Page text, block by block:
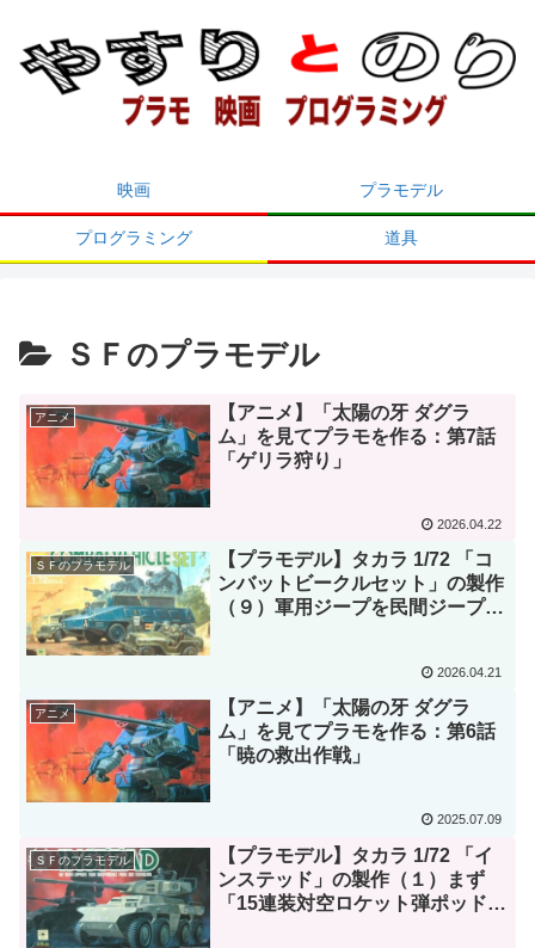
映画 プラモデル
プログラミング 道具
ＳＦのプラモデル
アニメ
【アニメ】「太陽の牙 ダグラ
ム」を見てプラモを作る：第7話
「ゲリラ狩り」
2026.04.22
ＳＦのプラモデル
【プラモデル】タカラ 1/72 「コ
ンバットビークルセット」の製作
（９）軍用ジープを民間ジープに
2026.04.21
アニメ
【アニメ】「太陽の牙 ダグラ
ム」を見てプラモを作る：第6話
「暁の救出作戦」
2025.07.09
ＳＦのプラモデル
【プラモデル】タカラ 1/72 「イ
ンステッド」の製作（１）まず
「15連装対空ロケット弾ポッドタ